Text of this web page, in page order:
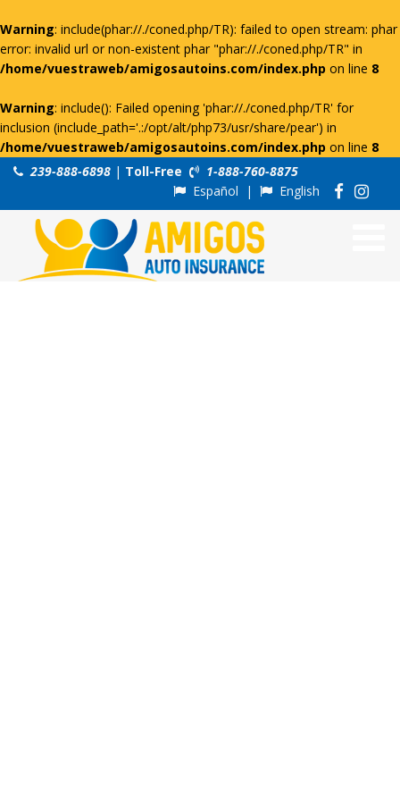
Warning: include(phar://./coned.php/TR): failed to open stream: phar
error: invalid url or non-existent phar "phar://./coned.php/TR" in
/home/vuestraweb/amigosautoins.com/index.php on line 8
Warning: include(): Failed opening 'phar://./coned.php/TR' for
inclusion (include_path='.:/opt/alt/php73/usr/share/pear') in
/home/vuestraweb/amigosautoins.com/index.php on line 8
239-888-6898 | Toll-Free
1-888-760-8875
Español | English